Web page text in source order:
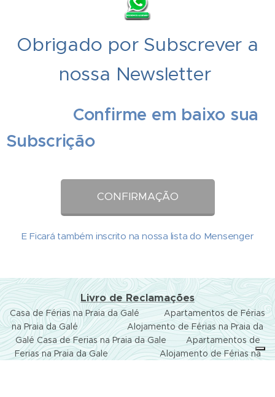
Obrigado por Subscrever a
nossa Newsletter
Confirme em baixo sua
Subscrição
👉 CONFIRMAÇÃO 👈
E Ficará também inscrito na nossa lista do Mensenger
Livro de Reclamações
Casa de Férias na Praia da Galé Apartamentos de Férias
na Praia da Galé Alojamento de Férias na Praia da
Galé Casa de Ferias na Praia da Gale Apartamentos de
Ferias na Praia da Gale Alojamento de Férias na